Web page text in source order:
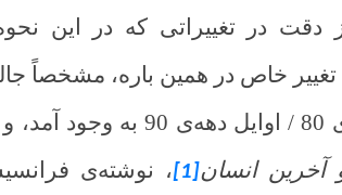
دقت در تغییراتی که در این
خاص در همین باره، مشخصاً
نظر است و آن تغییری است که در اواخر دهه‌ی 80 / اوایل دهه‌ی 90 به
آخرین انسان[1]
، نوشته‌ی